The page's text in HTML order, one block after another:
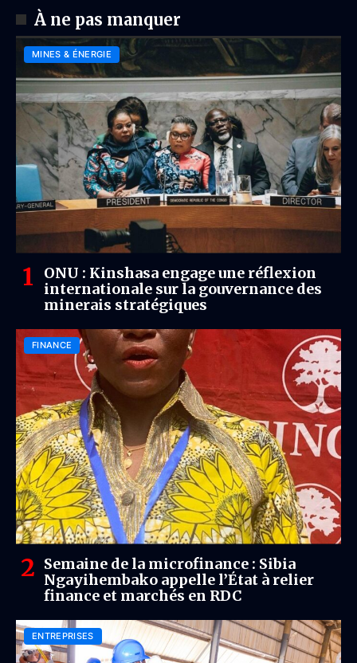
À ne pas manquer
MINES & ÉNERGIE
ONU : Kinshasa engage une réflexion
internationale sur la gouvernance des
minerais stratégiques
FINANCE
Semaine de la microfinance : Sibia
Ngayihembako appelle l’État à relier
finance et marchés en RDC
ENTREPRISES